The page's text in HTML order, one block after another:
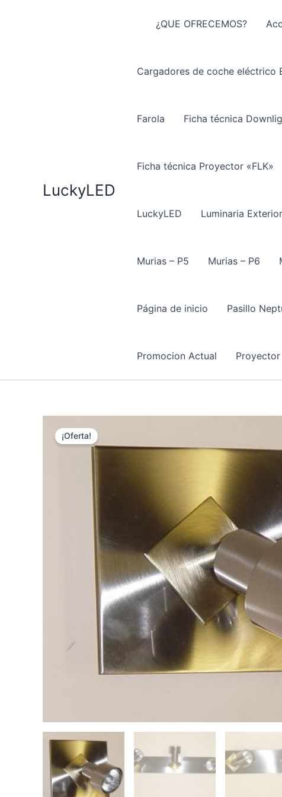
LuckyLED
¿QUE OFRECEMOS?
Cargadores de coche eléctrico
Farola Ficha técnica
Ficha técnica Proyector «FLK»
LuckyLED Luminaria Exterior
Murias – P5 Murias – P6
Página de inicio Pasillo
Promocion Actual Proyector
¡Oferta!